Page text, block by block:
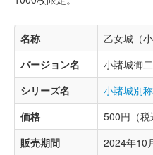
名称
乙女城（
バージョン名
小諸城御
シリーズ名
小諸城別
価格
500円（税
販売期間
2024年10